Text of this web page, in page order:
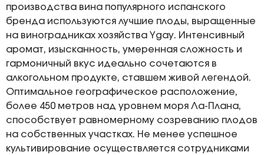
производства вина популярного испанского
бренда используются лучшие плоды, выращенные
на виноградниках хозяйства Ygay. Интенсивный
аромат, изысканность, умеренная сложность и
гармоничный вкус идеально сочетаются в
алкогольном продукте, ставшем живой легендой.
Оптимальное географическое расположение,
более 450 метров над уровнем моря Ла-Плана,
способствует равномерному созреванию плодов
на собственных участках. Не менее успешное
культивирование осуществляется сотрудниками